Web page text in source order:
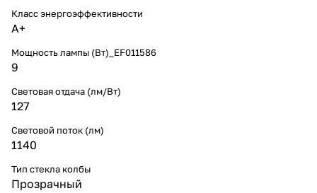
Класс энергоэффективности
A+
Мощность лампы (Вт)_EF011586
9
Световая отдача (лм/Вт)
127
Световой поток (лм)
1140
Тип стекла колбы
Прозрачный